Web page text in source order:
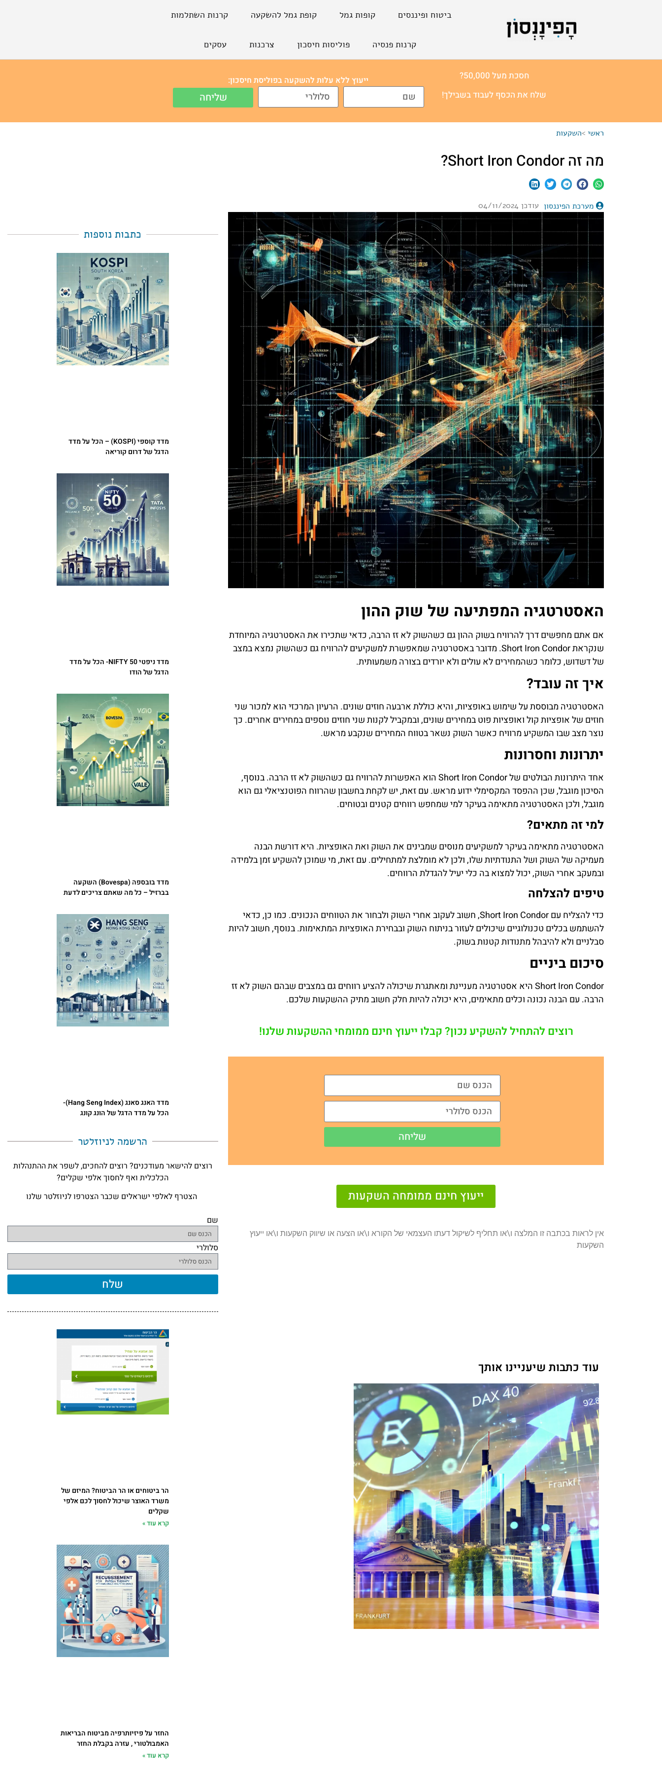
ביטוח ופיננסים קופות גמל קופת גמל להשקעה קרנות השתלמות
קרנות פנסיה פוליסות חיסכון צרכנות עסקים
חסכת מעל 50,000?
שלח את הכסף לעבוד בשבילך!
ייעוץ ללא עלות להשקעה בפוליסת חיסכון:
שליחה
ראשי>השקעות
מה זה Short Iron Condor?
מערכת הפיננסון עודכן 04/11/2024
האסטרטגיה המפתיעה של שוק ההון
אם אתם מחפשים דרך להרוויח בשוק ההון גם כשהשוק לא זז הרבה, כדאי שתכירו את האסטרטגיה המיוחדת
שנקראת Short Iron Condor. מדובר באסטרטגיה שמאפשרת למשקיעים להרוויח גם כשהשוק נמצא במצב
של דשדוש, כלומר כשהמחירים לא עולים ולא יורדים בצורה משמעותית.
איך זה עובד?
האסטרטגיה מבוססת על שימוש באופציות, והיא כוללת ארבעה חוזים שונים. הרעיון המרכזי הוא למכור שני
חוזים של אופציות קול ואופציות פוט במחירים שונים, ובמקביל לקנות שני חוזים נוספים במחירים אחרים. כך
נוצר מצב שבו המשקיע מרוויח כאשר השוק נשאר בטווח המחירים שנקבע מראש.
יתרונות וחסרונות
אחד היתרונות הבולטים של Short Iron Condor הוא האפשרות להרוויח גם כשהשוק לא זז הרבה. בנוסף,
הסיכון מוגבל, שכן ההפסד המקסימלי ידוע מראש. עם זאת, יש לקחת בחשבון שהרווח הפוטנציאלי גם הוא
מוגבל, ולכן האסטרטגיה מתאימה בעיקר למי שמחפש רווחים קטנים ובטוחים.
למי זה מתאים?
האסטרטגיה מתאימה בעיקר למשקיעים מנוסים שמבינים את השוק ואת האופציות. היא דורשת הבנה
מעמיקה של השוק ושל התנודתיות שלו, ולכן לא מומלצת למתחילים. עם זאת, מי שמוכן להשקיע זמן בלמידה
ובמעקב אחרי השוק, יכול למצוא בה כלי יעיל להגדלת הרווחים.
טיפים להצלחה
כדי להצליח עם Short Iron Condor, חשוב לעקוב אחרי השוק ולבחור את הטווחים הנכונים. כמו כן, כדאי
להשתמש בכלים טכנולוגיים שיכולים לעזור בניתוח השוק ובבחירת האופציות המתאימות. בנוסף, חשוב להיות
סבלניים ולא להיבהל מתנודות קטנות בשוק.
סיכום ביניים
Short Iron Condor היא אסטרטגיה מעניינת ומאתגרת שיכולה להציע רווחים גם במצבים שבהם השוק לא זז
הרבה. עם הבנה נכונה וכלים מתאימים, היא יכולה להיות חלק חשוב מתיק ההשקעות שלכם.
רוצים להתחיל להשקיע נכון? קבלו ייעוץ חינם ממומחי ההשקעות שלנו!
שליחה
ייעוץ חינם ממומחה השקעות
אין לראות בכתבה זו המלצה ו\או תחליף לשיקול דעתו העצמאי של הקורא ו\או הצעה או שיווק השקעות ו\או ייעוץ
השקעות
עוד כתבות שיעניינו אותך
כתבות נוספות
מדד קוספי (KOSPI) – הכל על מדד
הדגל של דרום קוריאה
מדד ניפטי 50 NIFTY- הכל על מדד
הדגל של הודו
מדד בובספה (Bovespa) השקעה
בברזיל – כל מה שאתם צריכים לדעת
מדד האנג סאנג (Hang Seng Index)-
הכל על מדד הדגל של הונג קונג
הרשמה לניוזלטר​
רוצים להישאר מעודכנים? רוצים להחכים, לשפר את ההתנהלות
הכלכלית ואף לחסוך אלפי שקלים?
הצטרף לאלפי ישראלים שכבר הצטרפו לניוזלטר שלנו
שם
סלולרי
שלח
הר ביטוחים או הר הביטוח? המיזם של
משרד האוצר שיכול לחסוך לכם אלפי
שקלים
קרא עוד »
החזר על פיזיותרפיה מביטוח הבריאות
האמבולטורי , עזרה בקבלת החזר
קרא עוד »